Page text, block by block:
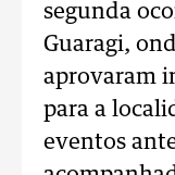
segunda
Guaragi,
aprovaram
para a
eventos